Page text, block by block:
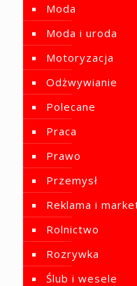
Moda
Moda i uroda
Motoryzacja
Odżwywianie
Polecane
Praca
Prawo
Przemysł
Reklama i
Rolnictwo
Rozrywka
Ślub i wesele